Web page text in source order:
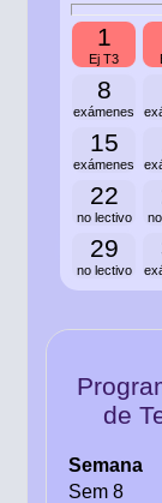
1
Ej T3
8
exámenes
15
exámenes
22
no lectivo
29
no lectivo
de
Semana
Sem 8